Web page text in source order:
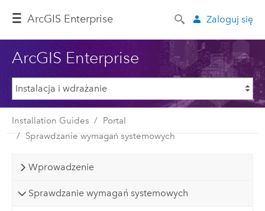
ArcGIS Enterprise Zaloguj się
ArcGIS Enterprise
Installation Guides
Portal
Sprawdzanie wymagań systemowych
Wprowadzenie
Sprawdzanie wymagań systemowych